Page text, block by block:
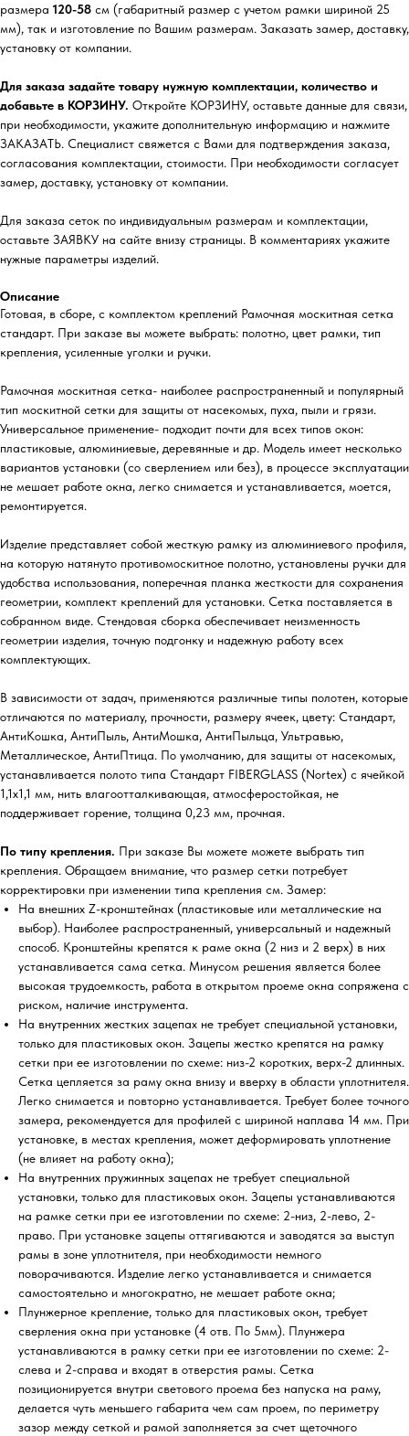
размера 120-58 см (габаритный размер с учетом рамки шириной 25
мм), так и изготовление по Вашим размерам. Заказать замер, доставку,
установку от компании.
Для заказа задайте товару нужную комплектации, количество и
добавьте в КОРЗИНУ. Откройте КОРЗИНУ, оставьте данные для связи,
при необходимости, укажите дополнительную информацию и нажмите
ЗАКАЗАТЬ. Специалист свяжется с Вами для подтверждения заказа,
согласования комплектации, стоимости. При необходимости согласует
замер, доставку, установку от компании.
Для заказа сеток по индивидуальным размерам и комплектации,
оставьте ЗАЯВКУ на сайте внизу страницы. В комментариях укажите
нужные параметры изделий.
Описание
Готовая, в сборе, с комплектом креплений Рамочная москитная сетка
стандарт. При заказе вы можете выбрать: полотно, цвет рамки, тип
крепления, усиленные уголки и ручки.
Рамочная москитная сетка- наиболее распространенный и популярный
тип москитной сетки для защиты от насекомых, пуха, пыли и грязи.
Универсальное применение- подходит почти для всех типов окон:
пластиковые, алюминиевые, деревянные и др. Модель имеет несколько
вариантов установки (со сверлением или без), в процессе эксплуатации
не мешает работе окна, легко снимается и устанавливается, моется,
ремонтируется.
Изделие представляет собой жесткую рамку из алюминиевого профиля,
на которую натянуто противомоскитное полотно, установлены ручки для
удобства использования, поперечная планка жесткости для сохранения
геометрии, комплект креплений для установки. Сетка поставляется в
собранном виде. Стендовая сборка обеспечивает неизменность
геометрии изделия, точную подгонку и надежную работу всех
комплектующих.
В зависимости от задач, применяются различные типы полотен, которые
отличаются по материалу, прочности, размеру ячеек, цвету: Стандарт,
АнтиКошка, АнтиПыль, АнтиМошка, АнтиПыльца, Ультравью,
Металлическое, АнтиПтица. По умолчанию, для защиты от насекомых,
устанавливается полото типа Стандарт FIBERGLASS (Nortex) с ячейкой
1,1х1,1 мм, нить влагоотталкивающая, атмосферостойкая, не
поддерживает горение, толщина 0,23 мм, прочная.
По типу крепления. При заказе Вы можете можете выбрать тип
крепления. Обращаем внимание, что размер сетки потребует
корректировки при изменении типа крепления см. Замер:
На внешних Z-кронштейнах (пластиковые или металлические на
выбор). Наиболее распространенный, универсальный и надежный
способ. Кронштейны крепятся к раме окна (2 низ и 2 верх) в них
устанавливается сама сетка. Минусом решения является более
высокая трудоемкость, работа в открытом проеме окна сопряжена с
риском, наличие инструмента.
На внутренних жестких зацепах не требует специальной установки,
только для пластиковых окон. Зацепы жестко крепятся на рамку
сетки при ее изготовлении по схеме: низ-2 коротких, верх-2 длинных.
Сетка цепляется за раму окна внизу и вверху в области уплотнителя.
Легко снимается и повторно устанавливается. Требует более точного
замера, рекомендуется для профилей с шириной наплава 14 мм. При
установке, в местах крепления, может деформировать уплотнение
(не влияет на работу окна);
На внутренних пружинных зацепах не требует специальной
установки, только для пластиковых окон. Зацепы устанавливаются
на рамке сетки при ее изготовлении по схеме: 2-низ, 2-лево, 2-
право. При установке зацепы оттягиваются и заводятся за выступ
рамы в зоне уплотнителя, при необходимости немного
поворачиваются. Изделие легко устанавливается и снимается
самостоятельно и многократно, не мешает работе окна;
Плунжерное крепление, только для пластиковых окон, требует
сверления окна при установке (4 отв. По 5мм). Плунжера
устанавливаются в рамку сетки при ее изготовлении по схеме: 2-
слева и 2-справа и входят в отверстия рамы. Сетка
позиционируется внутри светового проема без напуска на раму,
делается чуть меньшего габарита чем сам проем, по периметру
зазор между сеткой и рамой заполняется за счет щеточного